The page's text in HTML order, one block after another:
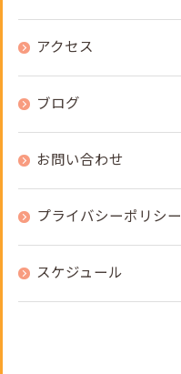
アクセス
ブログ
お問い合わせ
プライバシーポリシー
スケジュール